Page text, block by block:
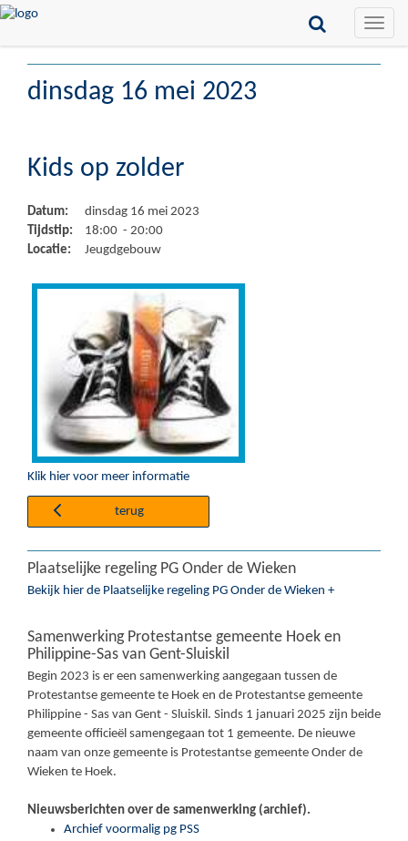
Toggle
dinsdag 16 mei 2023
Kids op zolder
Datum:
dinsdag 16 mei 2023
Tijdstip:
18:00 - 20:00
Locatie:
Jeugdgebouw
Klik hier voor meer informatie
terug
Plaatselijke regeling PG Onder de Wieken
Bekijk hier de Plaatselijke regeling PG Onder de Wieken +
Samenwerking Protestantse gemeente Hoek en
Philippine-Sas van Gent-Sluiskil
Begin 2023 is er een samenwerking aangegaan tussen de
Protestantse gemeente te Hoek en de Protestantse gemeente
Philippine - Sas van Gent - Sluiskil. Sinds 1 januari 2025 zijn beide
gemeente officieël samengegaan tot 1 gemeente. De nieuwe
naam van onze gemeente is Protestantse gemeente Onder de
Wieken te Hoek.
Nieuwsberichten over de samenwerking (archief).
Archief voormalig pg PSS